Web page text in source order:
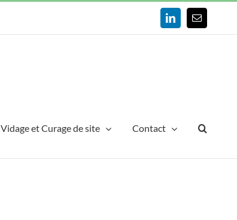
LinkedInEmail
Vidage et Curage de site Contact